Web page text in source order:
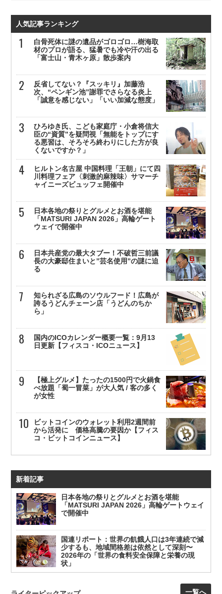
人気記事ランキング
白骨死体に謎の遺品がゴロゴロ…樹海取
材のプロが語る、猛暑でも冷や汗の出る
「富士山・青木ヶ原」散歩案内
反省してない？『スッキリ』加藤浩
次、“ペンギン池”謝罪でさらなる炎上
「誠意を感じない」「いい加減な態度」
ひろゆき氏、こども家庭庁・小倉将信大
臣の“資質”を疑問視「無能をトップにす
る悪習は、そろそろ終わりにした方が良
くないですか？」
ヒルトン名古屋 中国料理「王朝」にて四
川料理フェア〈刺激的麻辣味〉サマーチ
ャイニーズビュッフェ開催中
日本各地の祭りとグルメとお酒を堪能
「MATSURI JAPAN 2026」高輪ゲート
ウェイで開催中
日本共産党の最大タブー！不破哲三前議
長の大豪邸住まいと”芸名使用”の謎に迫
る
知られざる広島のソウルフード！広島が
誇るうどんチェーン店「うどんのちか
ら」
国内のICOカレンダー概要一覧：9月13
日更新【フィスコ・ICOニュース】
【極上グルメ】たったの1500円で火鍋食
べ放題「蜀一冒菜」が大人気 / 客の多く
が女性
ビットコインのウォレット利用2週間前
から活発に 価格高騰の要因か【フィス
コ・ビットコインニュース】
新着記事
日本各地の祭りとグルメとお酒を堪能
「MATSURI JAPAN 2026」高輪ゲートウェイ
で開催中
国連リポート：世界の飢餓人口は3年連続で減
少するも、地域間格差は依然として深刻〜
2026年の「世界の食料安全保障と栄養の現
状」
一覧へ